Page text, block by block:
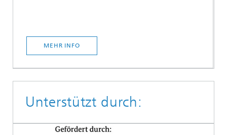
MEHR INFO
Unterstützt durch: